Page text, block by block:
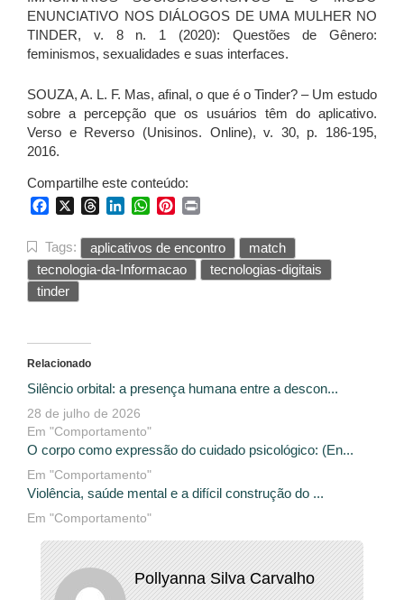
ENUNCIATIVO NOS DIÁLOGOS DE UMA MULHER NO
TINDER, v. 8 n. 1 (2020): Questões de Gênero:
feminismos, sexualidades e suas interfaces.
SOUZA, A. L. F. Mas, afinal, o que é o Tinder? – Um estudo
sobre a percepção que os usuários têm do aplicativo.
Verso e Reverso (Unisinos. Online), v. 30, p. 186-195,
2016.
Compartilhe este conteúdo:
FacebookThreadsLinkedInWhatsApp
Pinterest
Tags: aplicativos de encontro
match
tecnologia-da-Informacao
tecnologias-digitais
tinder
Relacionado
Silêncio orbital: a presença humana entre a descon...
28 de julho de 2026
Em "Comportamento"
O corpo como expressão do cuidado psicológico: (En...
Em "Comportamento"
Violência, saúde mental e a difícil construção do ...
Em "Comportamento"
Pollyanna Silva Carvalho